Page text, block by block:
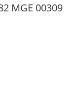
MGE 00309